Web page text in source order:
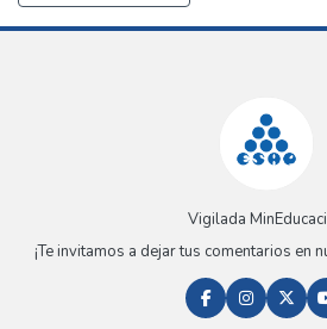
Vigilada
¡Te invitamos a dejar tus comentarios en